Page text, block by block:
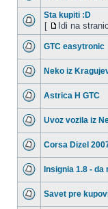
Sta kupiti :D
[ Idi na
GTC easytronic
Neko iz
Astrica H GTC
Uvoz vozila iz
Corsa Dizel
Insignia 1.8 -
Savet pre